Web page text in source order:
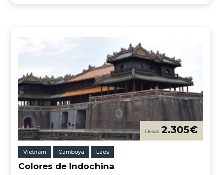
2.305€
Vietnam Camboya Laos
Colores de Indochina